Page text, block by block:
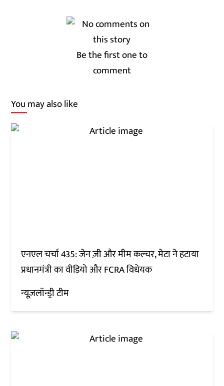
Be the first one to
comment
You may also like
एनएल चर्चा 435: जेन ज़ी और मीम कल्चर, मेटा ने हटाया
प्रधानमंत्री का वीडियो और FCRA विधेयक
न्यूज़लॉन्ड्री टीम